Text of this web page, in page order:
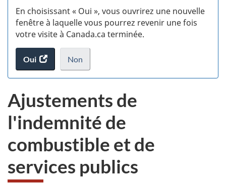
En choisissant « Oui », vous ouvrirez une nouvelle
fenêtre à laquelle vous pourrez revenir une fois
votre visite à Canada.ca terminée.
Oui
accéder
au
Non
je
pas
participer
au
sondage
du
site
web,
.
Ajustements de
l'indemnité de
combustible et de
services publics